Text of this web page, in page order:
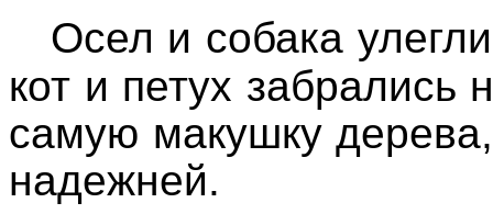
Осел и собака
кот и петух забрались
самую макушку
надежней.